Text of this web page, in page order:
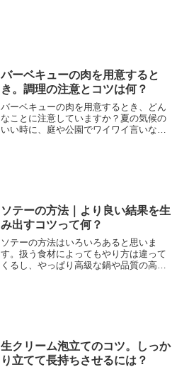
バーベキューの肉を用意すると
き。調理の注意とコツは何？
バーベキューの肉を用意するとき、どん
なことに注意していますか？夏の気候の
いい時に、庭や公園でワイワイ言いなが
ソテーの方法｜より良い結果を生
み出すコツって何？
ソテーの方法はいろいろあると思いま
す。扱う食材によってもやり方は違って
くるし、やっぱり高級な鍋や品質の高い
生クリーム泡立てのコツ。しっか
り立てて長持ちさせるには？